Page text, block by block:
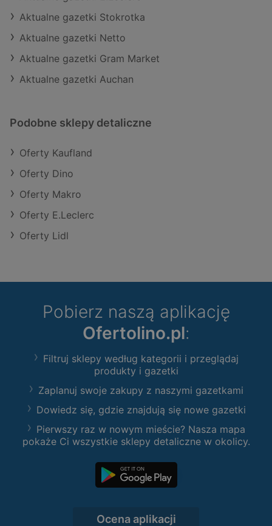
Aktualne gazetki Stokrotka
Aktualne gazetki Netto
Aktualne gazetki Gram Market
Aktualne gazetki Auchan
Podobne sklepy detaliczne
Oferty Kaufland
Oferty Dino
Oferty Makro
Oferty E.Leclerc
Oferty Lidl
Pobierz naszą aplikację
Ofertolino.pl:
Filtruj sklepy według kategorii i przeglądaj
produkty i gazetki
Zaplanuj swoje zakupy z naszymi gazetkami
Dowiedz się, gdzie znajdują się nowe gazetki
Pierwszy raz w nowym mieście? Nasza mapa
pokaże Ci wszystkie sklepy detaliczne w okolicy.
Ocena aplikacji